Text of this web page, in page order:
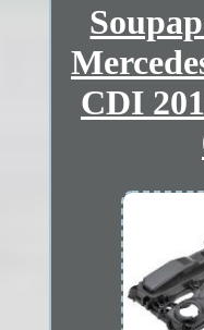
CDI